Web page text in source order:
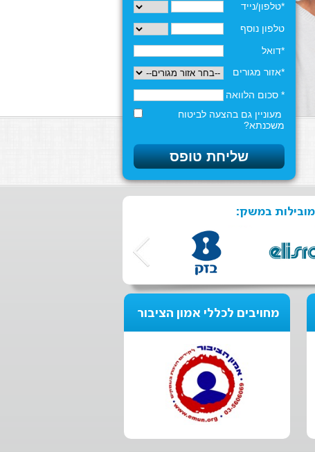
*טלפון/נייד
טלפון נוסף
*דואל
*אזור מגורים
* סכום הלוואה
מעוניין גם בהצעה לביטוח
משכנתא?
במשק:
מחויבים לכללי אמון הציבור